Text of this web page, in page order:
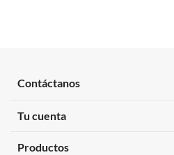
Contáctanos
Tu cuenta
Productos